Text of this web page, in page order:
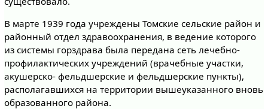
В марте 1939 года учреждены Томские сельские район и
районный отдел здравоохранения, в ведение которого
из системы горздрава была передана сеть лечебно-
профилактических учреждений (врачебные участки,
акушерско- фельдшерские и фельдшерские пункты),
располагавшихся на территории вышеуказанного вновь
образованного района.